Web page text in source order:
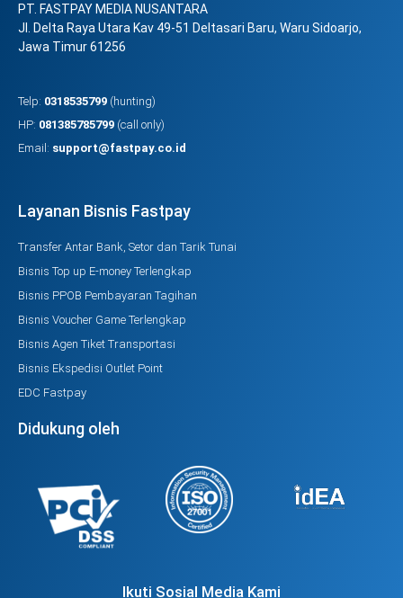
PT. FASTPAY MEDIA NUSANTARA
Jl. Delta Raya Utara Kav 49-51 Deltasari Baru, Waru Sidoarjo,
Jawa Timur 61256
Telp: 0318535799 (hunting)
HP: 081385785799 (call only)
Email: support@fastpay.co.id
Layanan Bisnis Fastpay
Transfer Antar Bank, Setor dan Tarik Tunai
Bisnis Top up E-money Terlengkap
Bisnis PPOB Pembayaran Tagihan
Bisnis Voucher Game Terlengkap
Bisnis Agen Tiket Transportasi
Bisnis Ekspedisi Outlet Point
EDC Fastpay
Didukung oleh
Ikuti Sosial Media Kami